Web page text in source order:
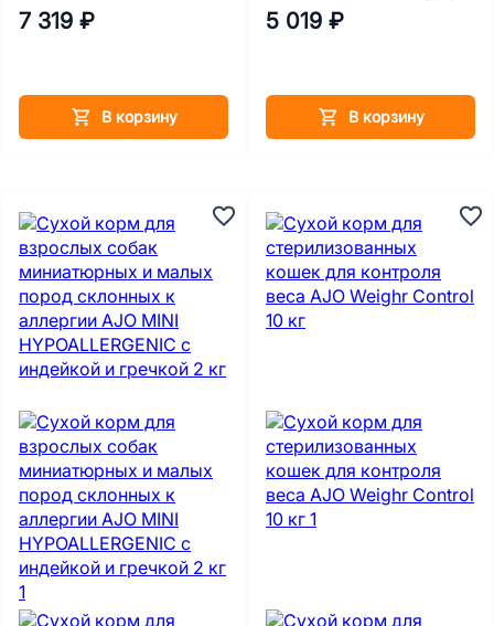
7 319 ₽
В корзину
5 019 ₽
В корзину